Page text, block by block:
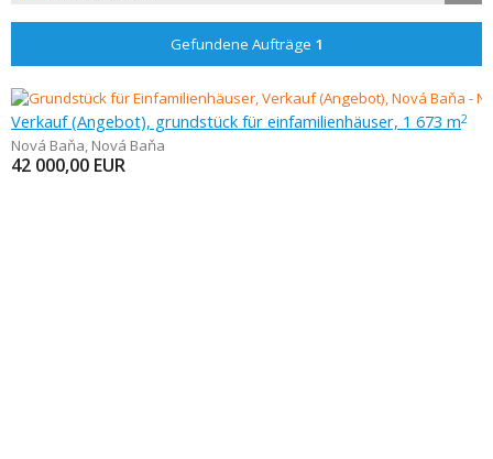
Gefundene Aufträge 1
Verkauf (Angebot), grundstück für einfamilienhäuser, 1 673 m2
Nová Baňa, Nová Baňa
42 000,00 EUR